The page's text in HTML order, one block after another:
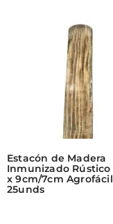
Estacón de Madera
Inmunizado Rústico
x 9cm/7cm Agrofácil
25unds